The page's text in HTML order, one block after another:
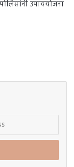
उपाययोजना